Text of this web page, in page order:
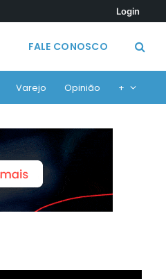
Login
FALE CONOSCO
Varejo Opinião +